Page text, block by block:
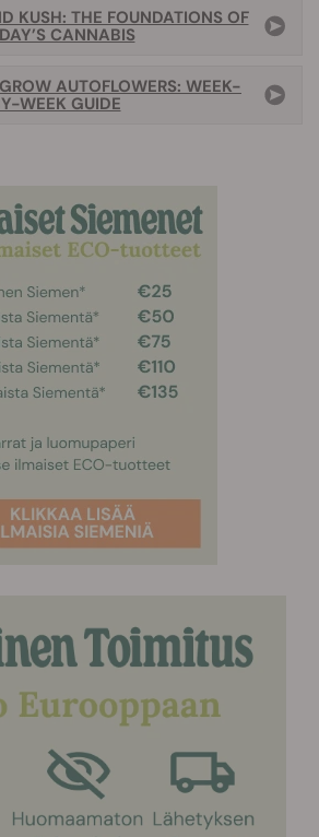
KUSH: THE FOUNDATIONS OF
CANNABIS
AUTOFLOWERS: WEEK-
WEEK GUIDE